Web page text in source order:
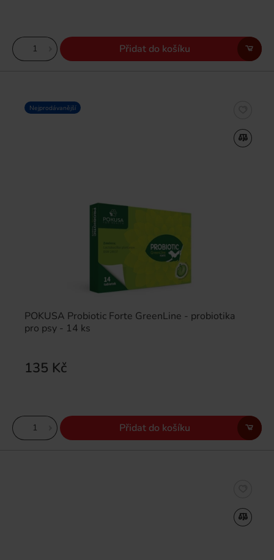
Přidat do košíku
POKUSA Probiotic Forte GreenLine - probiotika
pro psy - 14 ks
135 Kč
Nejprodávanější
Přidat do košíku